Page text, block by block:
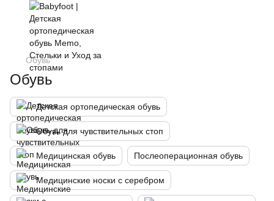
Обувь
Обувь
Детская ортопедическая обувь
Обувь для чувствительных стоп
Медицинская обувь Послеоперационная обувь
Медицинские носки с серебром